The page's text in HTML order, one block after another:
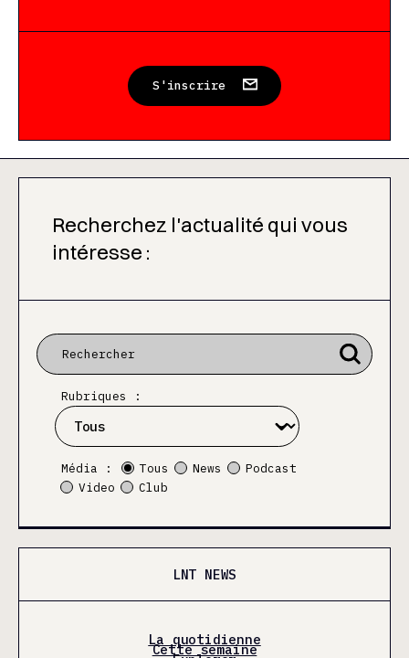
S'inscrire
Recherchez l'actualité qui vous
intéresse :
Rubriques :
Média : Tous News
Podcast
Video
Club
LNT NEWS
La quotidienne
Cette semaine